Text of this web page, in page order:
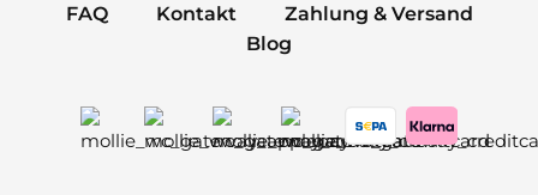
FAQ Kontakt
Zahlung & Versand
Blog